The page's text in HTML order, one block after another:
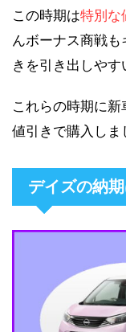
この時期は特別な
んボーナス商戦
きを引き出しやす
これらの時期に
値引きで購入しま
デイズの納